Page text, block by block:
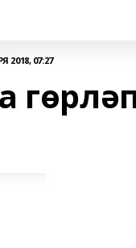
2018, 07:27